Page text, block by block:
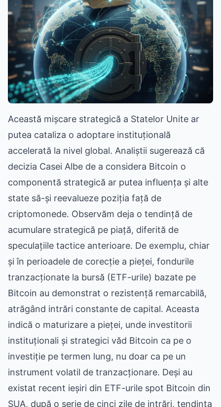
Această mișcare strategică a Statelor Unite ar
putea cataliza o adoptare instituțională
accelerată la nivel global. Analiștii sugerează că
decizia Casei Albe de a considera Bitcoin o
componentă strategică ar putea influența și alte
state să-și reevalueze poziția față de
criptomonede. Observăm deja o tendință de
acumulare strategică pe piață, diferită de
speculațiile tactice anterioare. De exemplu, chiar
și în perioadele de corecție a pieței, fondurile
tranzacționate la bursă (ETF-urile) bazate pe
Bitcoin au demonstrat o rezistență remarcabilă,
atrăgând intrări constante de capital. Aceasta
indică o maturizare a pieței, unde investitorii
instituționali și strategici văd Bitcoin ca pe o
investiție pe termen lung, nu doar ca pe un
instrument volatil de tranzacționare. Deși au
existat recent ieșiri din ETF-urile spot Bitcoin din
SUA, după o serie de cinci zile de intrări, tendința